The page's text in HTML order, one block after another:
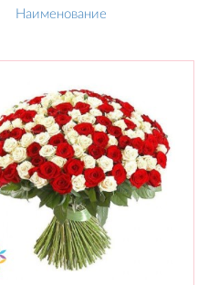
Наименование